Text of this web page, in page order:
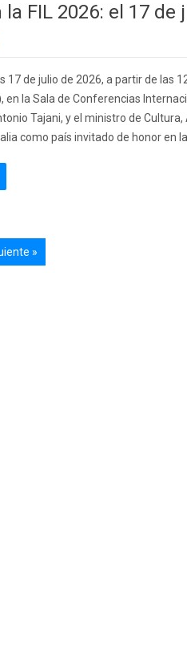
FIL 2026: el 17 de
17 de julio de 2026, a partir de las
en la Sala de Conferencias
Tajani, y el ministro de
como país invitado de honor en
»